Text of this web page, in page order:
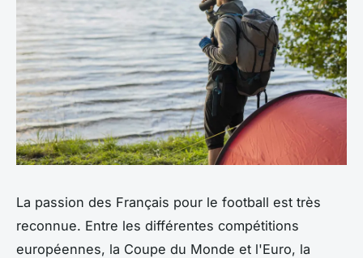
La passion des Français pour le football est très
reconnue. Entre les différentes compétitions
européennes, la Coupe du Monde et l'Euro, la